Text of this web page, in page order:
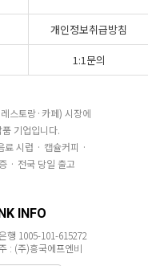
개인정보취급방침
1:1문의
스토랑·카페) 시장에
기업입니다.
시럽 · 캡슐커피 ·
· 전국 당일 출고
INFO
행 1005-101-615272
: (주)흥국에프엔비